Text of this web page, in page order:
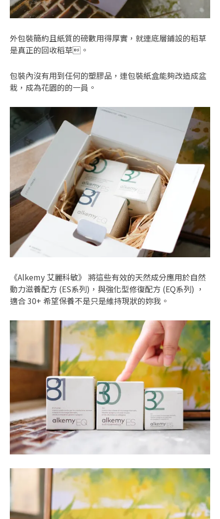
外包裝簡約且紙質的磅數用得厚實，就連底層鋪設的稻草
是真正的回收稻草。
包裝內沒有用到任何的塑膠品，連包裝紙盒能夠改造成盆
栽，成為花園的的一員。
《Alkemy 艾麗科敏》 將這些有效的天然成分應用於自然
動力滋養配方 (ES系列)，與強化型修復配方 (EQ系列) ，
適合 30+ 希望保養不是只是維持現狀的妳我。